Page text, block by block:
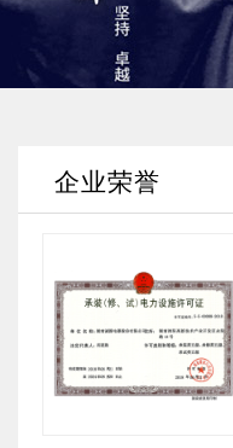
企业荣誉